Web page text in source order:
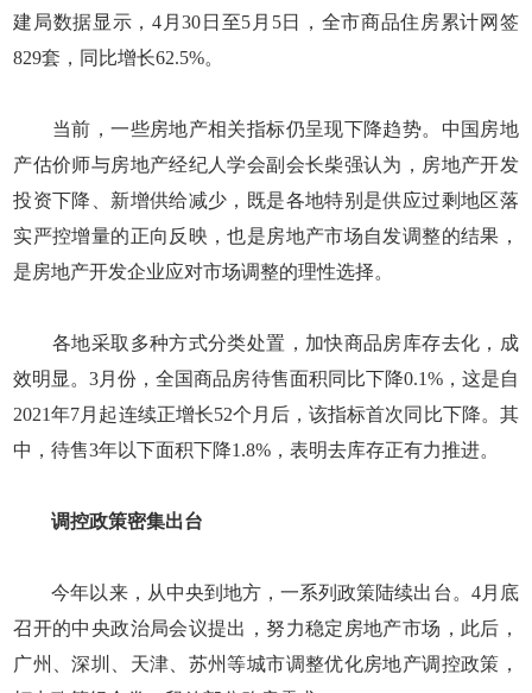
建局数据显示，4月30日至5月5日，全市商品住房累计网签
829套，同比增长62.5%。
当前，一些房地产相关指标仍呈现下降趋势。中国房地
产估价师与房地产经纪人学会副会长柴强认为，房地产开发
投资下降、新增供给减少，既是各地特别是供应过剩地区落
实严控增量的正向反映，也是房地产市场自发调整的结果，
是房地产开发企业应对市场调整的理性选择。
各地采取多种方式分类处置，加快商品房库存去化，成
效明显。3月份，全国商品房待售面积同比下降0.1%，这是自
2021年7月起连续正增长52个月后，该指标首次同比下降。其
中，待售3年以下面积下降1.8%，表明去库存正有力推进。
调控政策密集出台
今年以来，从中央到地方，一系列政策陆续出台。4月底
召开的中央政治局会议提出，努力稳定房地产市场，此后，
广州、深圳、天津、苏州等城市调整优化房地产调控政策，